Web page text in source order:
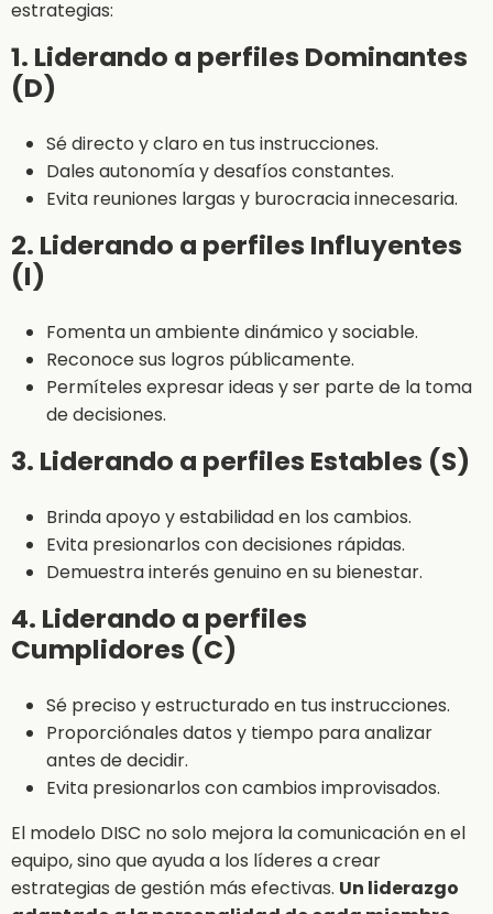
estrategias:
1. Liderando a perfiles Dominantes
(D)
Sé directo y claro en tus instrucciones.
Dales autonomía y desafíos constantes.
Evita reuniones largas y burocracia innecesaria.
2. Liderando a perfiles Influyentes
(I)
Fomenta un ambiente dinámico y sociable.
Reconoce sus logros públicamente.
Permíteles expresar ideas y ser parte de la toma
de decisiones.
3. Liderando a perfiles Estables (S)
Brinda apoyo y estabilidad en los cambios.
Evita presionarlos con decisiones rápidas.
Demuestra interés genuino en su bienestar.
4. Liderando a perfiles
Cumplidores (C)
Sé preciso y estructurado en tus instrucciones.
Proporciónales datos y tiempo para analizar
antes de decidir.
Evita presionarlos con cambios improvisados.
El modelo DISC no solo mejora la comunicación en el
equipo, sino que ayuda a los líderes a crear
estrategias de gestión más efectivas. Un liderazgo